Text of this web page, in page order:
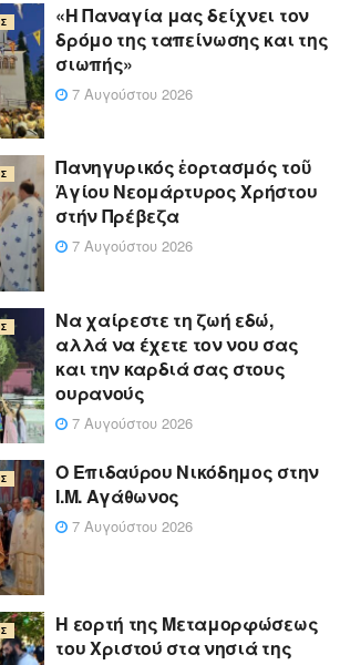
«Η Παναγία μας δείχνει τον
δρόμο της ταπείνωσης και της
σιωπής»
7 Αυγούστου 2026
Πανηγυρικός ἑορτασμός τοῦ
Ἁγίου Νεομάρτυρος Χρήστου
στήν Πρέβεζα
7 Αυγούστου 2026
Να χαίρεστε τη ζωή εδώ,
αλλά να έχετε τον νου σας
και την καρδιά σας στους
ουρανούς
7 Αυγούστου 2026
Ο Επιδαύρου Νικόδημος στην
Ι.Μ. Αγάθωνος
7 Αυγούστου 2026
Η εορτή της Μεταμορφώσεως
του Χριστού στα νησιά της